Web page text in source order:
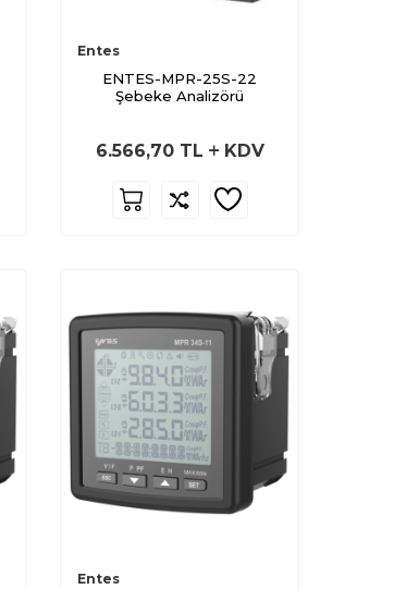
Entes
ENTES-MPR-25S-22
Şebeke Analizörü
6.566,70TL KDV
Entes